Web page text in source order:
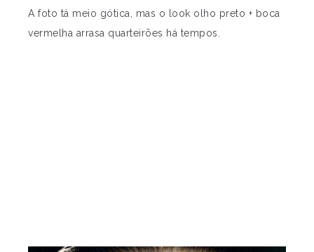
A foto tá meio gótica, mas o look olho preto + boca
vermelha arrasa quarteirões há tempos.